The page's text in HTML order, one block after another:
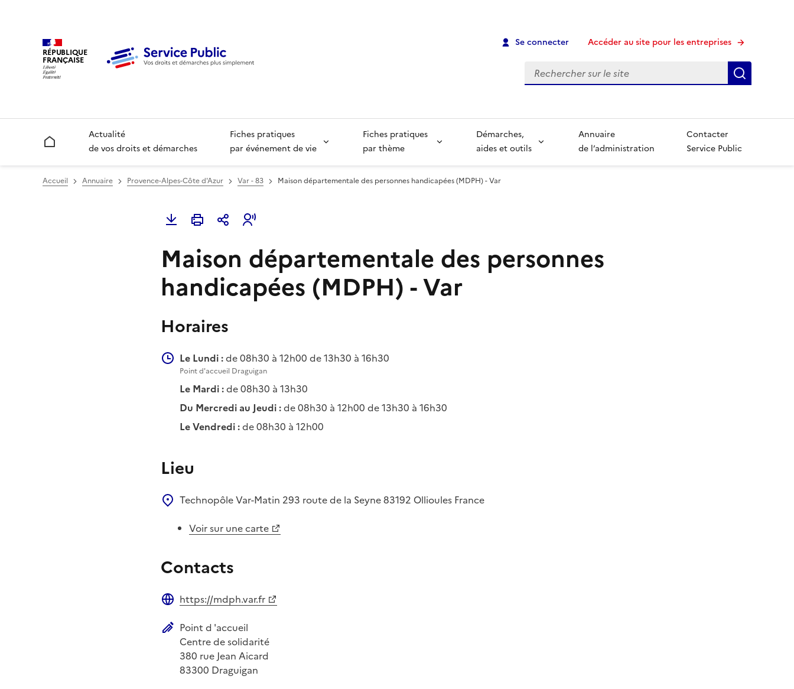
RÉPUBLIQUE
FRANÇAISE
Se connecter Accéder au site pour les entreprises
Recherche
Accueil
Actualité
de vos droits et démarches
Fiches pratiques
par événement de vie
Fiches pratiques
par thème
Démarches,
aides et outils
Annuaire
de l’administration
Contacter
Service Public
Accueil Annuaire Provence-Alpes-Côte d'Azur Var - 83 Maison départementale des personnes handicapées (MDPH) - Var
Maison départementale des personnes
handicapées (MDPH) - Var
Horaires
Le Lundi :de 08h30 à 12h00 de 13h30 à 16h30
Point d'accueil Draguigan
Le Mardi :de 08h30 à 13h30
Du Mercredi au Jeudi :de 08h30 à 12h00 de 13h30 à 16h30
Le Vendredi :de 08h30 à 12h00
Lieu
Technopôle Var-Matin 293 route de la Seyne83192 Ollioules France
Voir sur une carte
Contacts
https://mdph.var.fr
Adresse postale
Point d 'accueil
Centre de solidarité
380 rue Jean Aicard
83300 Draguigan